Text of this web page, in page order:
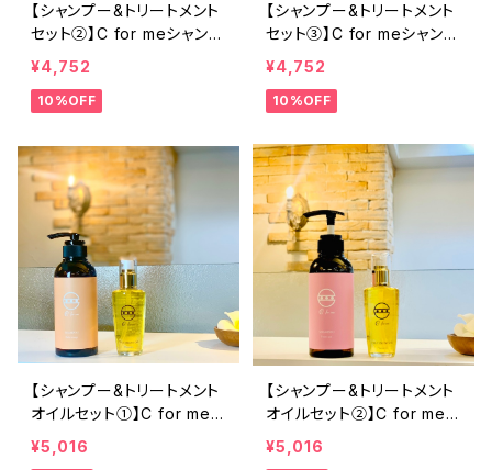
【シャンプー&トリートメント
セット②】C for meシャンプ
ー（フルーツタルト）&C for
meトリートメント
¥4,752
10%OFF
【シャンプー&トリートメント
セット③】C for meシャンプ
ー（キンモクセイ）＋C for
meトリートメント
¥4,752
10%OFF
【シャンプー&トリートメント
オイルセット①】C for meシ
ャンプー（ベビーオレンジ）&
C for meトリートメントオイ
¥5,016
【シャンプー&トリートメント
オイルセット②】C for meシ
ャンプー（フルーツタルト）&
C for meトリートメントオイ
¥5,016